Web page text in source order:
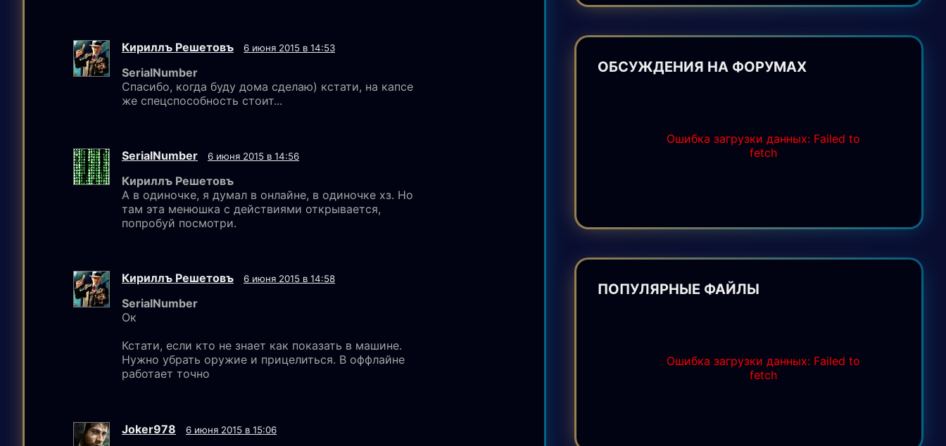
Кириллъ Решетовъ 6 июня 2015 в 14:53
SerialNumber
Спасибо, когда буду дома сделаю) кстати, на капсе
же спецспособность стоит...
SerialNumber 6 июня 2015 в 14:56
Кириллъ Решетовъ
А в одиночке, я думал в онлайне, в одиночке хз. Но
там эта менюшка с действиями открывается,
попробуй посмотри.
Кириллъ Решетовъ 6 июня 2015 в 14:58
SerialNumber
Ок
Кстати, если кто не знает как показать в машине.
Нужно убрать оружие и прицелиться. В оффлайне
работает точно
Joker978 6 июня 2015 в 15:06
ОБСУЖДЕНИЯ НА ФОРУМАХ
Ошибка загрузки данных: Failed to
fetch
ПОПУЛЯРНЫЕ ФАЙЛЫ
Ошибка загрузки данных: Failed to
fetch